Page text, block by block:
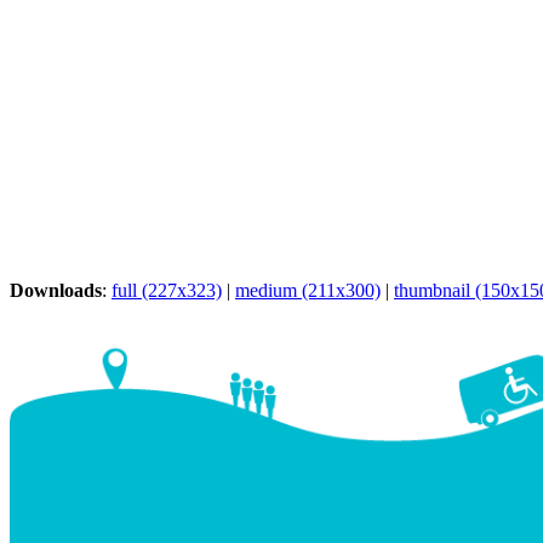
Downloads: full (227x323) | medium (211x300) | thumbnail